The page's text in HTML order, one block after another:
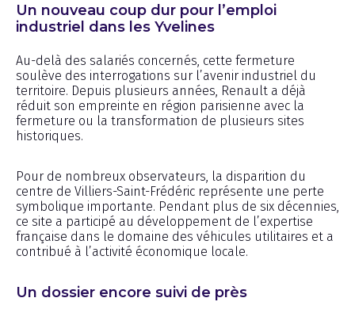
Un nouveau coup dur pour l’emploi
industriel dans les Yvelines
Au-delà des salariés concernés, cette fermeture
soulève des interrogations sur l’avenir industriel du
territoire. Depuis plusieurs années, Renault a déjà
réduit son empreinte en région parisienne avec la
fermeture ou la transformation de plusieurs sites
historiques.
Pour de nombreux observateurs, la disparition du
centre de Villiers-Saint-Frédéric représente une perte
symbolique importante. Pendant plus de six décennies,
ce site a participé au développement de l’expertise
française dans le domaine des véhicules utilitaires et a
contribué à l’activité économique locale.
Un dossier encore suivi de près